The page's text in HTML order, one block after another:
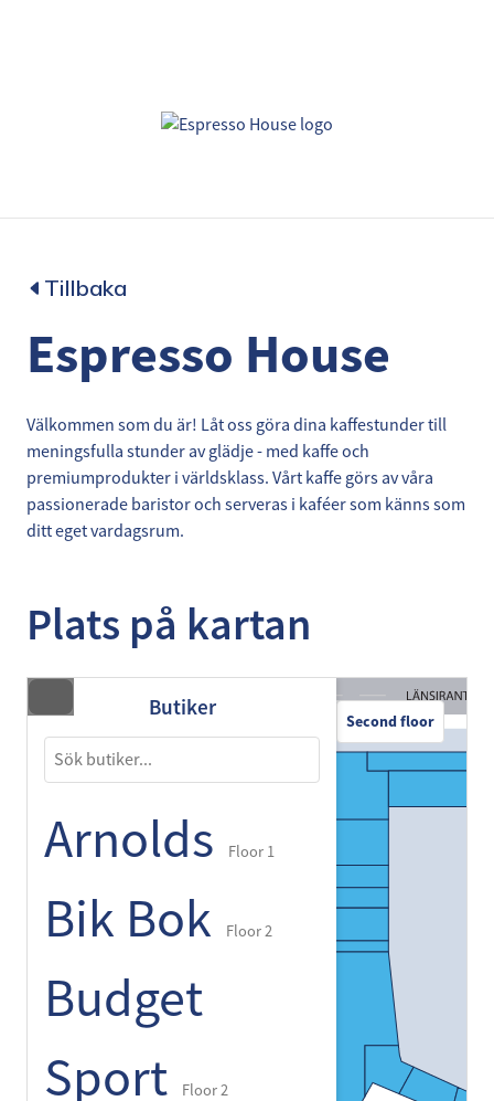
Tillbaka
Espresso House
Välkommen som du är! Låt oss göra dina kaffestunder till
meningsfulla stunder av glädje - med kaffe och
premiumprodukter i världsklass. Vårt kaffe görs av våra
passionerade baristor och serveras i kaféer som känns som
ditt eget vardagsrum.
Plats på kartan
Butiker
Arnolds Floor 1
Bik Bok Floor 2
Budget
Sport
Floor 2
Second floor